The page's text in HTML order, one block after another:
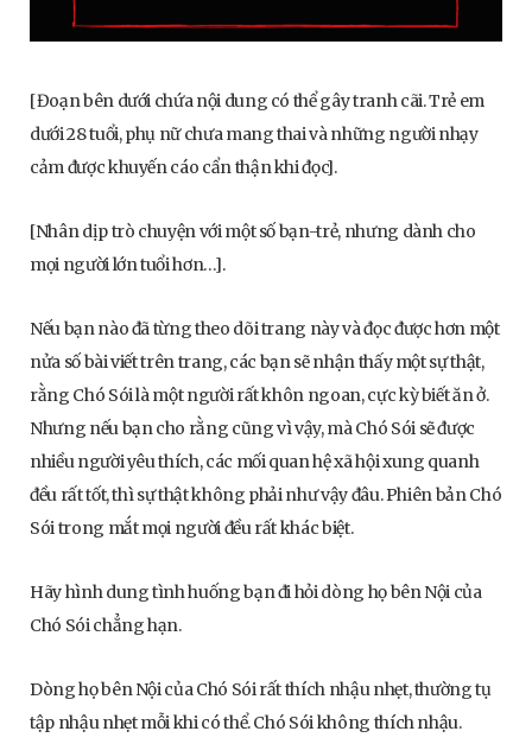
[Đoạn bên dưới chứa nội dung có thể gây tranh cãi. Trẻ em
dưới 28 tuổi, phụ nữ chưa mang thai và những người nhạy
cảm được khuyến cáo cẩn thận khi đọc].
[Nhân dịp trò chuyện với một số bạn-trẻ, nhưng dành cho
mọi người lớn tuổi hơn…].
Nếu bạn nào đã từng theo dõi trang này và đọc được hơn một
nửa số bài viết trên trang, các bạn sẽ nhận thấy một sự thật,
rằng Chó Sói là một người rất khôn ngoan, cực kỳ biết ăn ở.
Nhưng nếu bạn cho rằng cũng vì vậy, mà Chó Sói sẽ được
nhiều người yêu thích, các mối quan hệ xã hội xung quanh
đều rất tốt, thì sự thật không phải như vậy đâu. Phiên bản Chó
Sói trong mắt mọi người đều rất khác biệt.
Hãy hình dung tình huống bạn đi hỏi dòng họ bên Nội của
Chó Sói chẳng hạn.
Dòng họ bên Nội của Chó Sói rất thích nhậu nhẹt, thường tụ
tập nhậu nhẹt mỗi khi có thể. Chó Sói không thích nhậu.